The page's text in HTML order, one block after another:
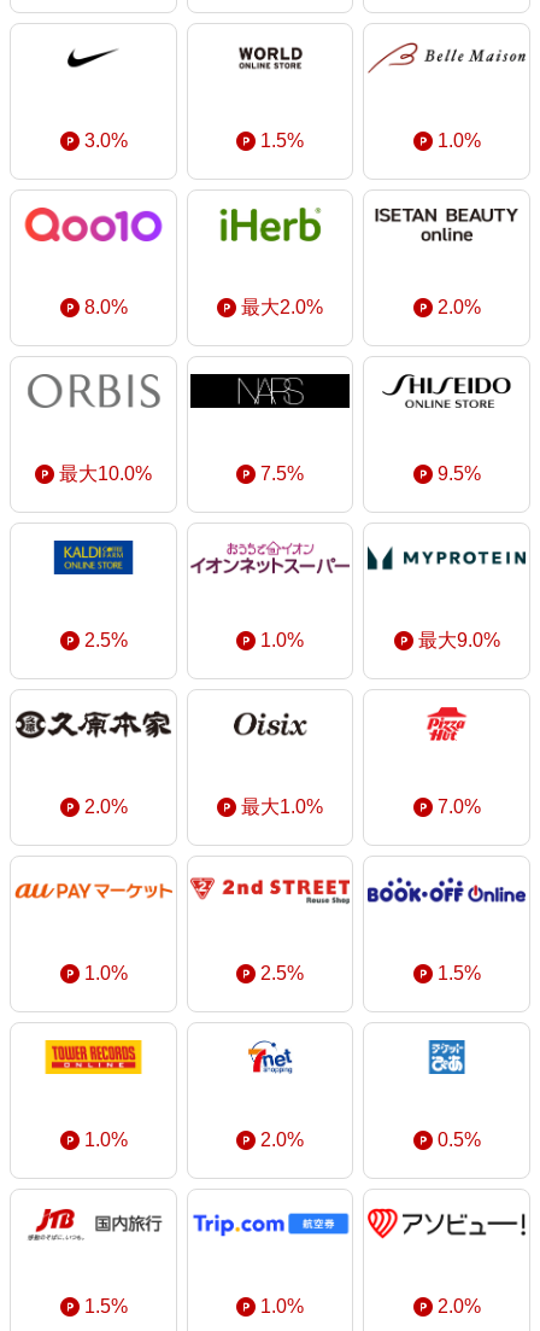
3.0% 1.5% 1.0%
8.0% 最大2.0% 2.0%
最大10.0% 7.5% 9.5%
2.5% 1.0% 最大9.0%
2.0% 最大1.0% 7.0%
1.0% 2.5% 1.5%
1.0% 2.0% 0.5%
1.5% 1.0% 2.0%